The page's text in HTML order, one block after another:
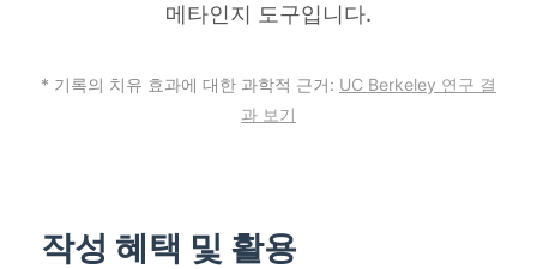
메타인지 도구입니다.
* 기록의 치유 효과에 대한 과학적 근거: UC Berkeley 연구 결
과 보기
작성 혜택 및 활용